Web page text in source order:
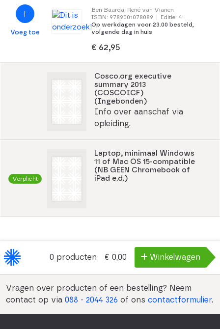
Voeg toe
Ben Baarda, René van Vianen
ISBN: 9789001078089
Editie: 4
Op werkdagen voor 23.00 besteld,
volgende dag in huis
€ 62,95
Cosco.org executive
summary 2013
(COSCOICF)
(Ingebonden)
Info over aanschaf via
opleiding.
Verplicht
Laptop, minimaal Windows
11 of Mac OS 15-compatible
(NB GEEN Chromebook of
iPad e.d.)
0 producten € 0,00 Winkelwagen
Vragen over producten of een bestelling? Neem
contact op via 088 - 2044 326 of ons contactformulier.